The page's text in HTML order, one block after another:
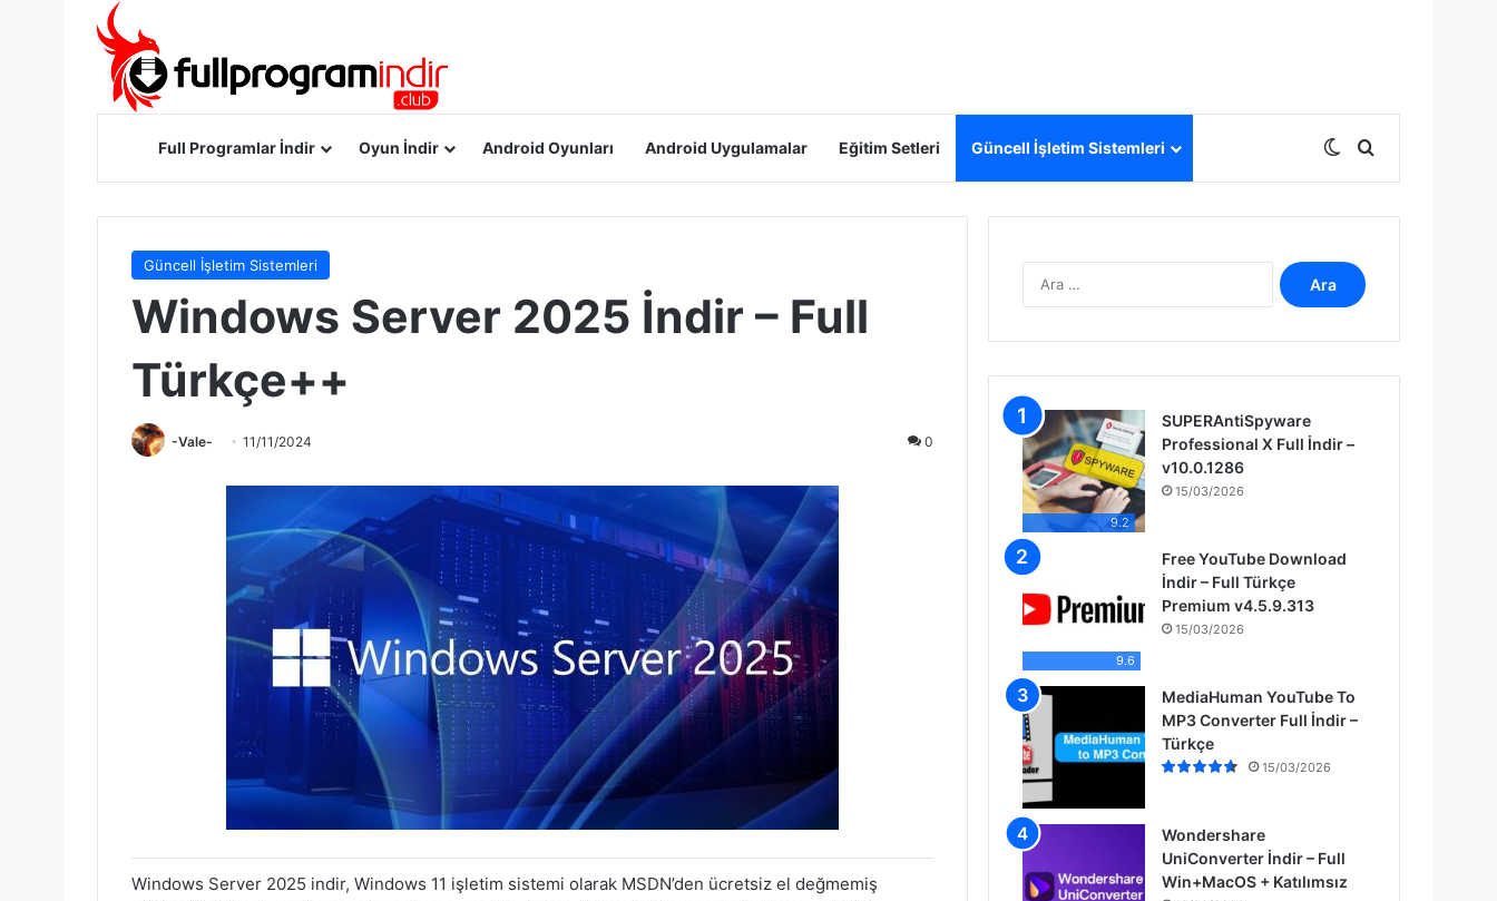
Anasayfa
Full Programlar İndir Oyun İndir Android Oyunları Android Uygulamalar Eğitim Setleri Güncell İşletim Sistemleri Dış görünümü
Güncell İşletim Sistemleri
Windows Server 2025 İndir – Full
Türkçe++
-Vale- 11/11/2024 0
Windows Server 2025 indir, Windows 11 işletim sistemi olarak MSDN’den ücretsiz el değmemiş
A
m
9.2
SUPERAntiSpyware
Professional X Full İndir –
v10.0.1286
15/03/2026
9.6
Free YouTube Download
İndir – Full Türkçe
Premium v4.5.9.313
15/03/2026
MediaHuman YouTube To
MP3 Converter Full İndir –
Türkçe
15/03/2026
Wondershare
UniConverter İndir – Full
Win+MacOS + Katılımsız